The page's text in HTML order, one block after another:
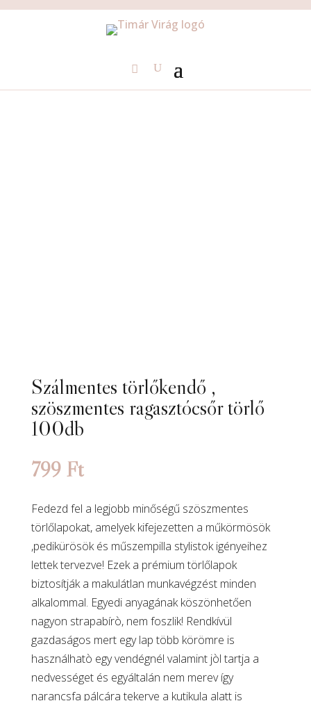
Szálmentes törlőkendő ,
szöszmentes ragasztócsőr törlő
100db
799 Ft
Fedezd fel a legjobb minőségű szöszmentes
törlőlapokat, amelyek kifejezetten a műkörmösök
,pedikürösök és műszempilla stylistok igényeihez
lettek tervezve! Ezek a prémium törlőlapok
biztosítják a makulátlan munkavégzést minden
alkalommal. Egyedi anyagának köszönhetően
nagyon strapabírò, nem foszlik! Rendkívül
gazdaságos mert egy lap több körömre is
használhatò egy vendégnél valamint jòl tartja a
nedvességet és egyáltalán nem merev így
narancsfa pálcára tekerve a kutikula alatt is